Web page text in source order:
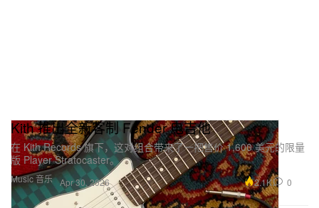
Music 音乐
Kith 推出全新客制 Fender 电吉他
在 Kith Records 旗下，这对组合带来了一把售价 1,600 美元的限量
版 Player Stratocaster。
Apr 30, 2026 2.1K 0